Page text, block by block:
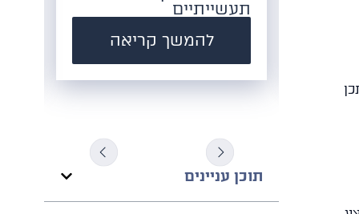
תעשייתיים
להמשך קריאה
תוכן עניינים